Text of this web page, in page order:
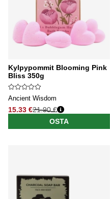
Kylpypommit Blooming Pink
Bliss 350g
Ancient Wisdom
15.33 €
Normaali hinta
21.90 €
OSTA